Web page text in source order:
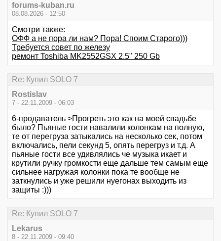
forums-kuban.ru
08.08.2026 - 12:50
Смотри также:
ОФФ а не пора ли нам? Пора! Споим Старого)))
Требуется совет по железу
ремонт Toshiba MK2552GSX 2.5" 250 Gb
Re: Купил SOLO 7
Rostislav
7 - 22.11.2009 - 06:03
6-продаватель >Прогреть это как на моей свадьбе
было? Пьяные гости навалили колонкам на полную,
те от перегруза затыкались на несколько сек, потом
включались, пели секунд 5, опять перегруз и т.д. А
пьяные гости все удивлялись че музыка икает и
крутили ручку громкости еще дальше тем самым еще
сильнее нагружая колонки пока те вообще не
заткнулись и уже решили нуегонах выходить из
защиты :)))
Re: Купил SOLO 7
Lekarus
8 - 22.11.2009 - 09:40